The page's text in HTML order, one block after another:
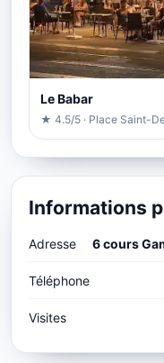
Le Babar
★ 4.5/5 · Place Saint-
Informations
Adresse 6 cours
Téléphone
Visites